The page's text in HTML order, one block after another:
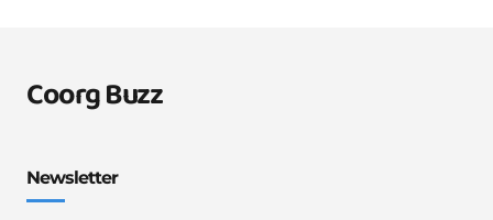
Coorg Buzz
Newsletter